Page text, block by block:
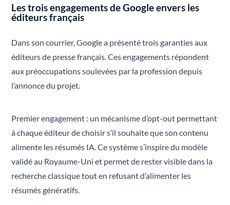
Les trois engagements de Google envers les
éditeurs français
Dans son courrier, Google a présenté trois garanties aux
éditeurs de presse français. Ces engagements répondent
aux préoccupations soulevées par la profession depuis
l’annonce du projet.
Premier engagement : un mécanisme d’opt-out permettant
à chaque éditeur de choisir s’il souhaite que son contenu
alimente les résumés IA. Ce système s’inspire du modèle
validé au Royaume-Uni et permet de rester visible dans la
recherche classique tout en refusant d’alimenter les
résumés génératifs.